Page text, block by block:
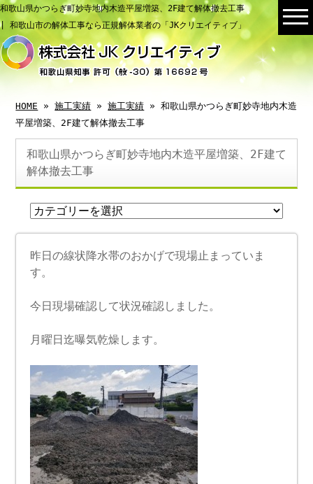
和歌山県かつらぎ町妙寺地内木造平屋増築、2F建て解体撤去工事
| 和歌山市の解体工事なら正規解体業者の「JKクリエイティブ」
HOME »施工実績 »施工実績 » 和歌山県かつらぎ町妙寺地内木造
平屋増築、2F建て解体撤去工事
和歌山県かつらぎ町妙寺地内木造平屋増築、2F建て
解体撤去工事
昨日の線状降水帯のおかげで現場止まっていま
す。
今日現場確認して状況確認しました。
月曜日迄曝気乾燥します。